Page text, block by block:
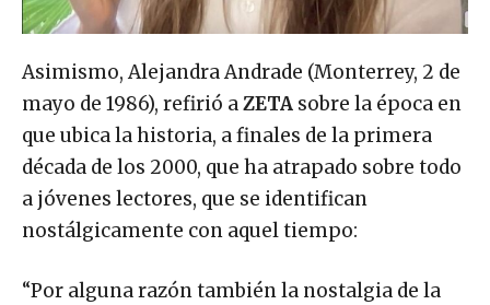
Asimismo, Alejandra Andrade (Monterrey, 2 de
mayo de 1986), refirió aZETA sobre la época en
que ubica la historia, a finales de la primera
década de los 2000, que ha atrapado sobre todo
a jóvenes lectores, que se identifican
nostálgicamente con aquel tiempo:
“Por alguna razón también la nostalgia de la